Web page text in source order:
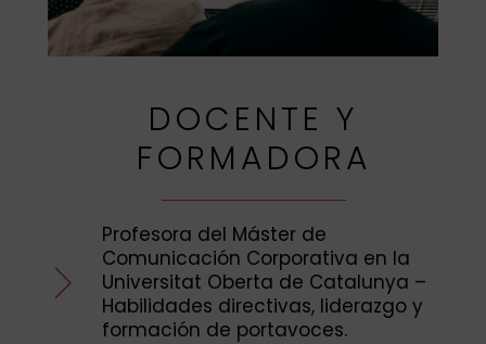
DOCENTE Y
FORMADORA
Profesora del Máster de
Comunicación Corporativa en la
Universitat Oberta de Catalunya –
Habilidades directivas, liderazgo y
formación de portavoces.